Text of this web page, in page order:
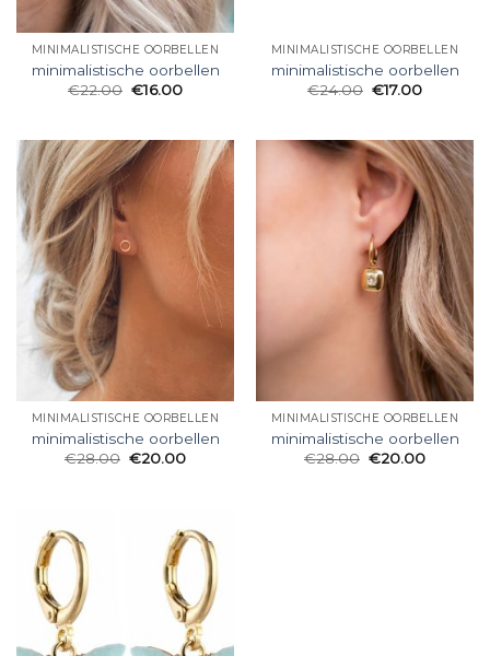
MINIMALISTISCHE OORBELLEN
minimalistische oorbellen
€22.00 €16.00
MINIMALISTISCHE OORBELLEN
minimalistische oorbellen
€24.00 €17.00
MINIMALISTISCHE OORBELLEN
minimalistische oorbellen
€28.00 €20.00
MINIMALISTISCHE OORBELLEN
minimalistische oorbellen
€28.00 €20.00